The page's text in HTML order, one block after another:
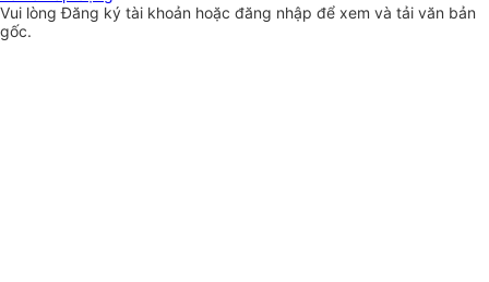
Vui lòngĐăng ký tài khoản hoặc đăng nhập để xem và tải văn bản
gốc.